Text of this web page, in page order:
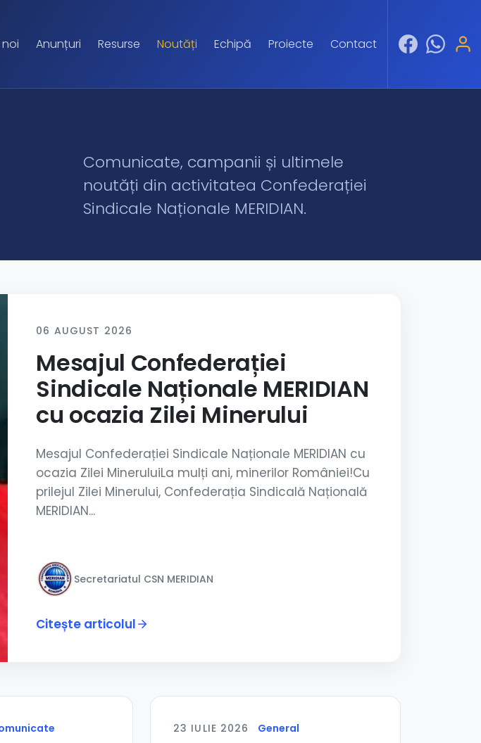
Anunțuri Resurse Noutăți Echipă Proiecte Contact
Comunicate, campanii și ultimele
noutăți din activitatea Confederației
Sindicale Naționale MERIDIAN.
06 AUGUST 2026
Mesajul Confederației
Sindicale Naționale MERIDIAN
cu ocazia Zilei Minerului
Mesajul Confederației Sindicale Naționale MERIDIAN cu
ocazia Zilei MineruluiLa mulți ani, minerilor României!Cu
prilejul Zilei Minerului, Confederația Sindicală Națională
MERIDIAN...
Secretariatul CSN MERIDIAN
Citește articolul
23 IULIE 2026 General